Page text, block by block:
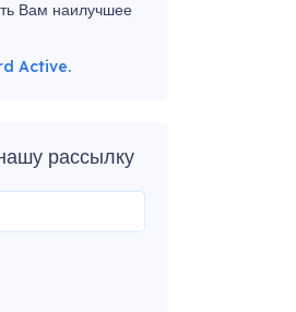
Вам наилучшее
Active.
рассылку